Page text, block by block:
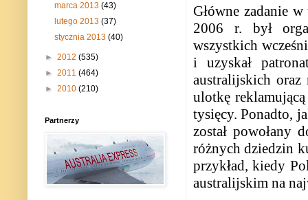
Główne zadanie
2006 r. był
wszystkich
i uzyskał
australijskich oraz
ulotkę
tysięcy. Ponadto,
został powołany
różnych dziedzin
przykład, kiedy
australijskim na
marca 2013(43)
lutego 2013(37)
stycznia 2013(40)
► 2012 (535)
► 2011 (464)
► 2010 (210)
Partnerzy